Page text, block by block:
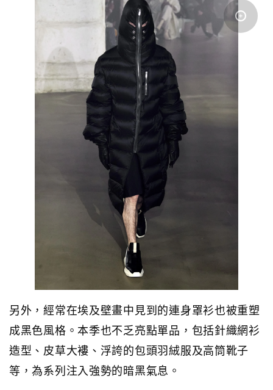
另外，經常在埃及壁畫中見到的連身罩衫也被重塑
成黑色風格。本季也不乏亮點單品，包括針織網衫
造型、皮草大褸、浮誇的包頭羽絨服及高筒靴子
等，為系列注入強勢的暗黑氣息。